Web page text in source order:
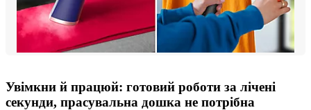
Увімкни й працюй: готовий роботи за лічені
секунди, прасувальна дошка не потрібна